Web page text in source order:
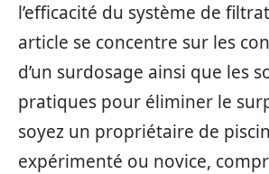
l’efficacité du système de
article se concentre sur les
d’un surdosage ainsi que les
pratiques pour éliminer le
soyez un propriétaire de
expérimenté ou novice,